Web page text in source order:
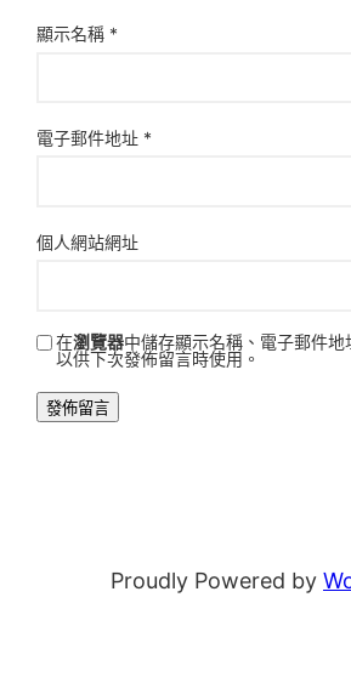
顯示名稱 *
電子郵件地址 *
個人網站網址
在瀏覽器中儲存顯示名稱、電子郵件地
以供下次發佈留言時使用。
Proudly Powered by